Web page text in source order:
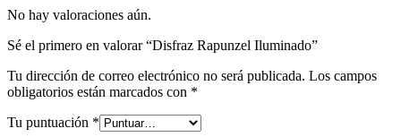
No hay valoraciones aún.
Sé el primero en valorar “Disfraz Rapunzel Iluminado”
Tu dirección de correo electrónico no será publicada. Los campos
obligatorios están marcados con *
Tu puntuación *